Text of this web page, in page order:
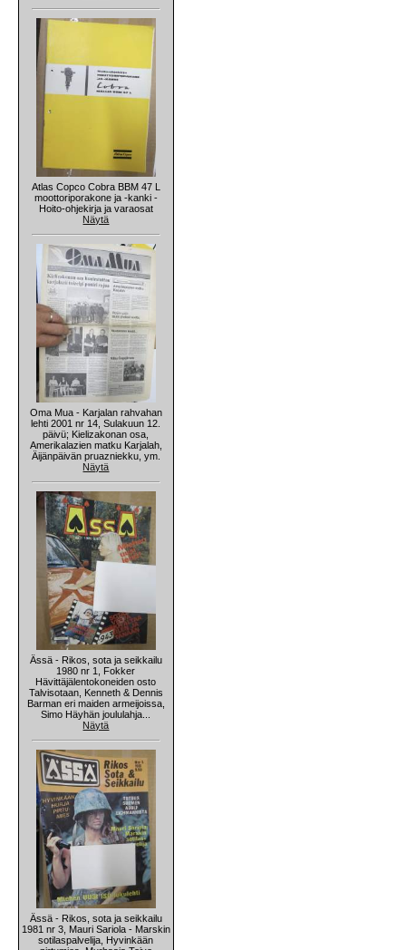
Atlas Copco Cobra BBM 47 L
moottoriporakone ja -kanki -
Hoito-ohjekirja ja varaosat
Näytä
Oma Mua - Karjalan rahvahan
lehti 2001 nr 14, Sulakuun 12.
päivü; Kielizakonan osa,
Amerikalazien matku Karjalah,
Äijänpäivän pruazniekku, ym.
Näytä
Ässä - Rikos, sota ja seikkailu
1980 nr 1, Fokker
Hävittäjälentokoneiden osto
Talvisotaan, Kenneth & Dennis
Barman eri maiden armeijoissa,
Simo Häyhän joululahja...
Näytä
Ässä - Rikos, sota ja seikkailu
1981 nr 3, Mauri Sariola - Marskin
sotilaspalvelija, Hyvinkään